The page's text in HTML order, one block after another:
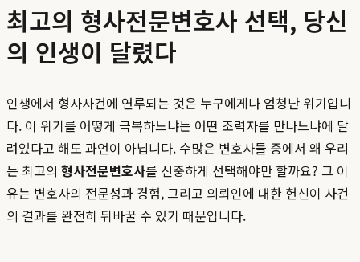
최고의 형사전문변호사 선택, 당신
의 인생이 달렸다
인생에서 형사사건에 연루되는 것은 누구에게나 엄청난 위기입니
다. 이 위기를 어떻게 극복하느냐는 어떤 조력자를 만나느냐에 달
려있다고 해도 과언이 아닙니다. 수많은 변호사들 중에서 왜 우리
는 최고의 형사전문변호사를 신중하게 선택해야만 할까요? 그 이
유는 변호사의 전문성과 경험, 그리고 의뢰인에 대한 헌신이 사건
의 결과를 완전히 뒤바꿀 수 있기 때문입니다.